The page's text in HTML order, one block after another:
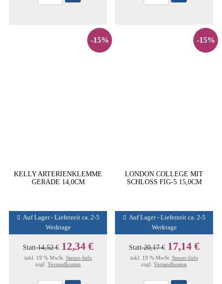
-15%
KELLY ARTERIENKLEMME
GERADE 14,0CM
Auf Lager - Lieferzeit ca. 2-5
Werktage
Statt14,52 € 12,34 €
inkl. 19 % MwSt. Steuer-Info
zzgl. Versandkosten
-15%
LONDON COLLEGE MIT
SCHLOSS FIG-5 15,0CM
Auf Lager - Lieferzeit ca. 2-5
Werktage
Statt20,17 € 17,14 €
inkl. 19 % MwSt. Steuer-Info
zzgl. Versandkosten